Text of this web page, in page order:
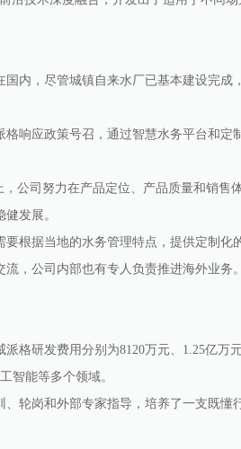
，尽管城镇自来水厂已基本建设完成
响应政策号召，通过智慧水务平台和定
公司努力在产品定位、产品质量和销售
发展。
据当地的水务管理特点，提供定制化
，公司内部也有专人负责推进海外业务
研发费用分别为8120万元、1.25亿万
智能等多个领域。
轮岗和外部专家指导，培养了一支既懂